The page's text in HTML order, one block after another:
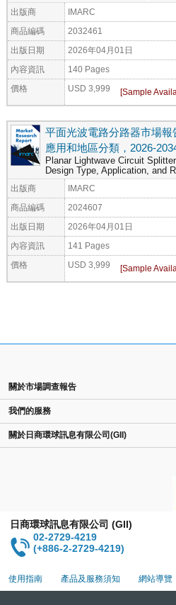
出版商 IMARC
商品編碼 2032461
出版日期 2026年04月01日
內容資訊 140 Pages
價格 USD 3,999
平面光波電路分路器市場報
應用和地區分類，2026-
Planar Lightwave Circuit
Design Type, Application, and
出版商 IMARC
商品編碼 2024607
出版日期 2026年04月01日
內容資訊 141 Pages
價格 USD 3,999
關於市場調查報告
我們的服務
關於日商環球訊息有限公司(GII)
日商環球訊息有限公司 (GII)
02-2729-4219
(+886-2-2729-4219)
使用指南 產品及服務須知 網站導覽